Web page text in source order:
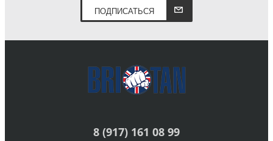
ПОДПИСАТЬСЯ
8 (917) 161 08 99